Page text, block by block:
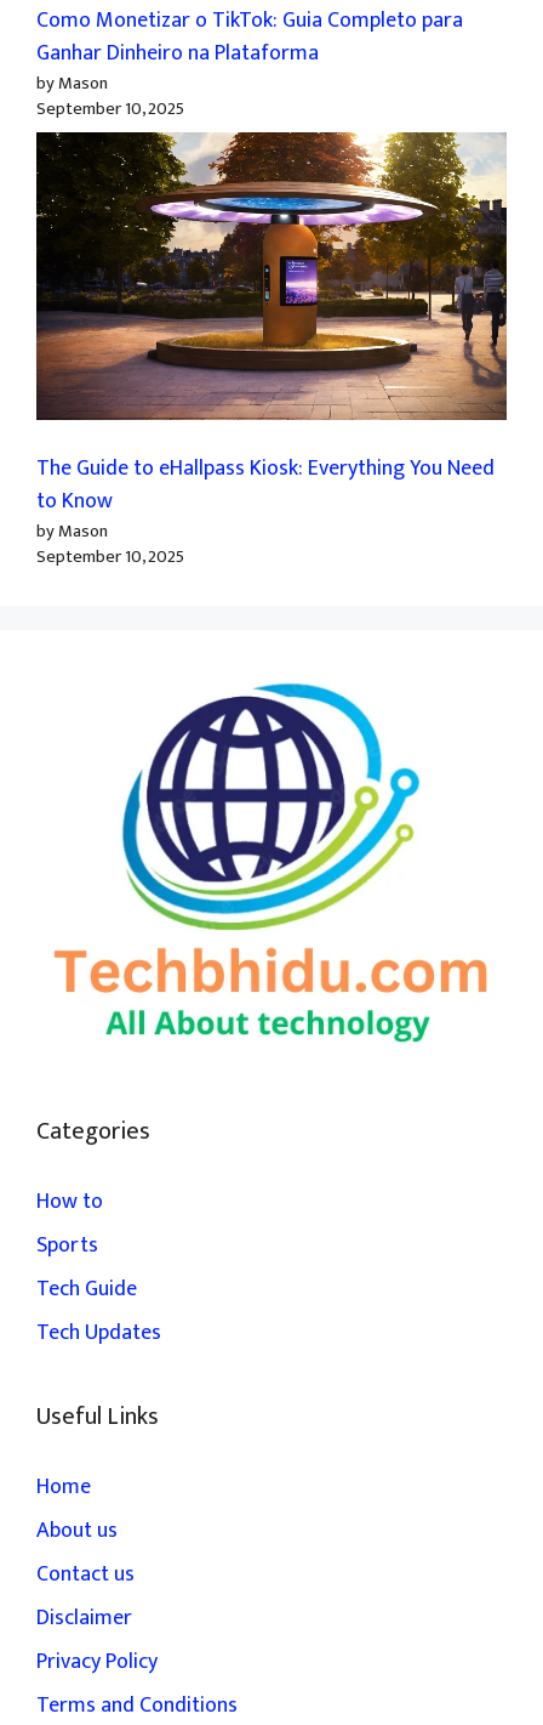
Como Monetizar o TikTok: Guia Completo para
Ganhar Dinheiro na Plataforma
by Mason
September 10, 2025
The Guide to eHallpass Kiosk: Everything You Need
to Know
by Mason
September 10, 2025
Categories
How to
Sports
Tech Guide
Tech Updates
Useful Links
Home
About us
Contact us
Disclaimer
Privacy Policy
Terms and Conditions